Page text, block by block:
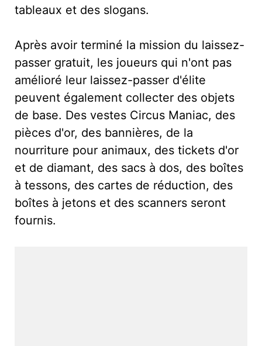
tableaux et des slogans.
Après avoir terminé la mission du laissez-
passer gratuit, les joueurs qui n'ont pas
amélioré leur laissez-passer d'élite
peuvent également collecter des objets
de base. Des vestes Circus Maniac, des
pièces d'or, des bannières, de la
nourriture pour animaux, des tickets d'or
et de diamant, des sacs à dos, des boîtes
à tessons, des cartes de réduction, des
boîtes à jetons et des scanners seront
fournis.